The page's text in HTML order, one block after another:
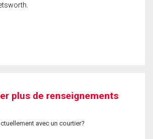
plus de renseignements
avec un courtier?